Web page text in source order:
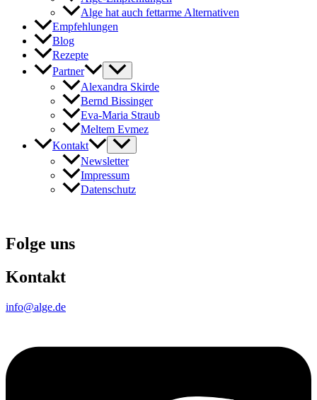
Alge hat auch fettarme Alternativen
Empfehlungen
Blog
Rezepte
Partner
Alexandra Skirde
Bernd Bissinger
Eva-Maria Straub
Meltem Evmez
Kontakt
Newsletter
Impressum
Datenschutz
Folge uns
Kontakt
info@alge.de